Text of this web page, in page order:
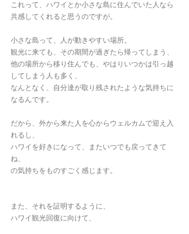
これって、ハワイとか小さな島に住んでいた人なら
共感してくれると思うのですが。
小さな島って、人が動きやすい場所。
観光に来ても、その期間が過ぎたら帰ってしまう、
他の場所から移り住んでも、やはりいつかは引っ越
してしまう人も多く、
なんとなく、自分達が取り残されたような気持ちに
なるんです。
だから、外から来た人を心からウェルカムで迎え入
れるし、
ハワイを好きになって、またいつでも戻ってきて
ね、
の気持ちをものすごく感じます。
また、それを証明するように、
ハワイ観光回復に向けて、